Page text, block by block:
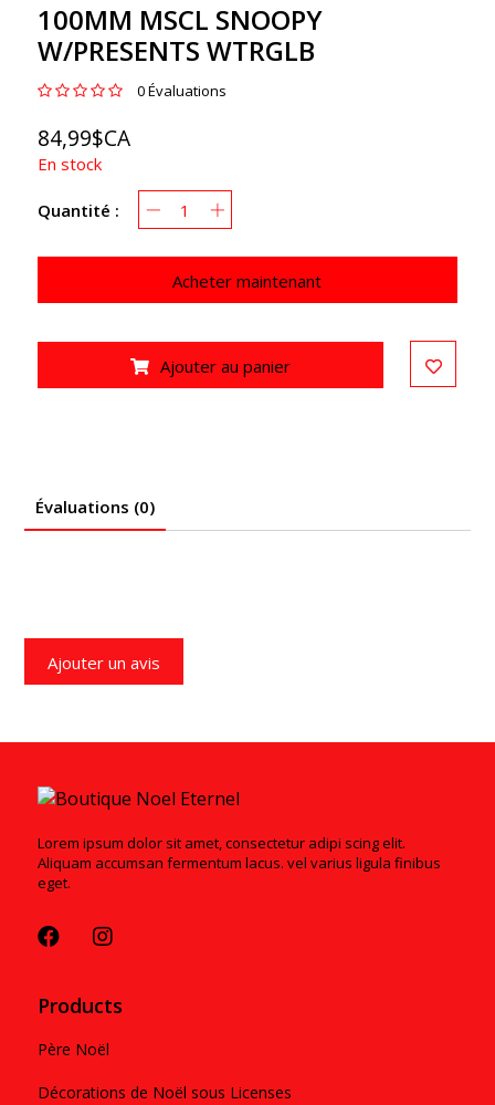
100MM MSCL SNOOPY
W/PRESENTS WTRGLB
0 Évaluations
84,99$CA
En stock
Quantité :
Acheter maintenant
Ajouter au panier
Évaluations (0)
Ajouter un avis
Lorem ipsum dolor sit amet, consectetur adipi scing elit.
Aliquam accumsan fermentum lacus. vel varius ligula finibus
eget.
Products
Père Noël
Décorations de Noël sous Licenses